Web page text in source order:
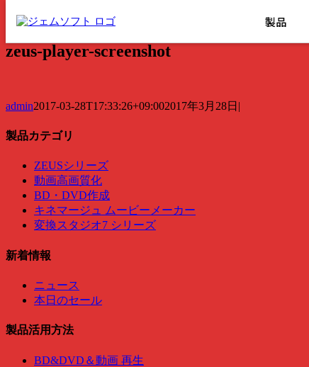
製品
Skip
to
zeus-player-screenshot
admin2017-03-28T17:33:26+09:002017年3月28日 |
製品カテゴリ
ZEUSシリーズ
動画高画質化
BD・DVD作成
キネマージュ ムービーメーカー
変換スタジオ7 シリーズ
新着情報
ニュース
本日のセール
製品活用方法
BD&DVD＆動画 再生